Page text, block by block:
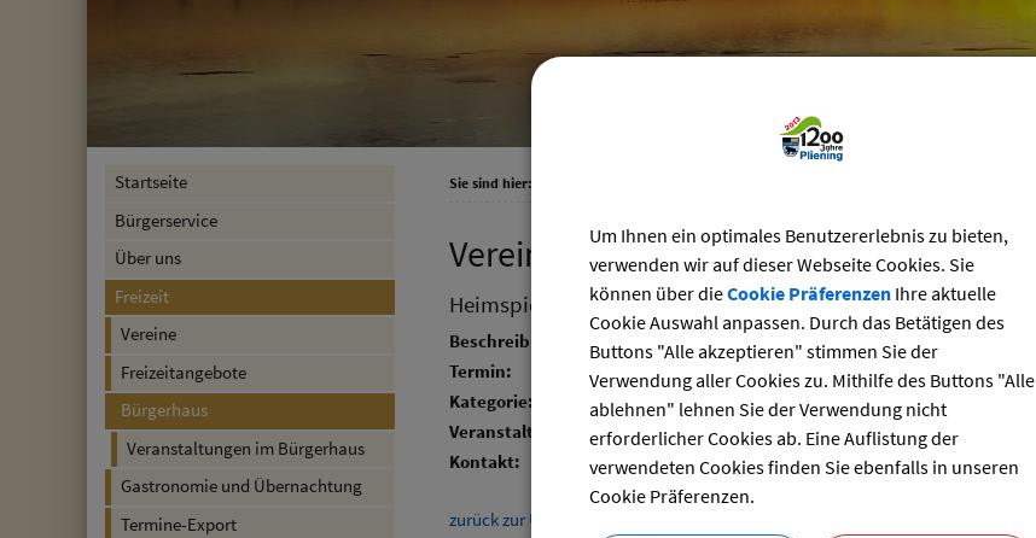
Startseite
Bürgerservice
Über uns
Freizeit
Vereine
Freizeitangebote
Bürgerhaus
Veranstaltungen im Bürgerhaus
Gastronomie und Übernachtung
Termine-Export
Sie sind hier:
Vereinsveranstaltungen
Heimspiel Herren 50 Regionalliga
Beschreibung:
Termin:
22.06.2024 von 12:00bis 14:00 Uhr
Kategorie:
Sport
Veranstalter:
TC Pliening
Kontakt:
Andrea Ehlers
zurück zur Übersicht
Um Ihnen ein optimales Benutzererlebnis zu bieten,
verwenden wir auf dieser Webseite Cookies. Sie
können über dieCookie PräferenzenIhre aktuelle
Cookie Auswahl anpassen. Durch das Betätigen des
Buttons "Alle akzeptieren" stimmen Sie der
Verwendung aller Cookies zu. Mithilfe des Buttons "Alle
ablehnen" lehnen Sie der Verwendung nicht
erforderlicher Cookies ab. Eine Auflistung der
verwendeten Cookies finden Sie ebenfalls in unseren
Cookie Präferenzen.